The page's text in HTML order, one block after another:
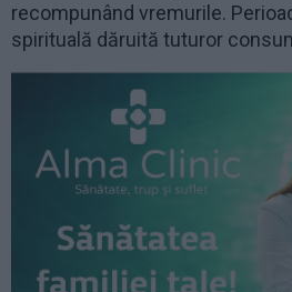
recompunând vremurile.
spirituală dăruită tuturor